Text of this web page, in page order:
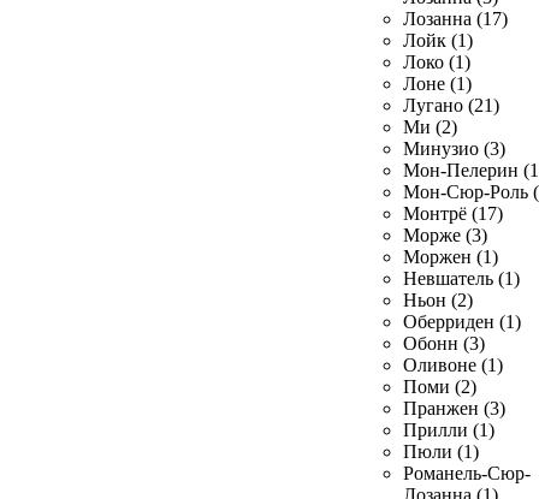
Лозанна (17)
Лойк (1)
Локо (1)
Лоне (1)
Лугано (21)
Ми (2)
Минузио (3)
Мон-Пелерин
Мон-Сюр-Роль
Монтрё (17)
Морже (3)
Моржен (1)
Невшатель (1)
Ньон (2)
Оберриден (1)
Обонн (3)
Оливоне (1)
Поми (2)
Пранжен (3)
Прилли (1)
Пюли (1)
Романель-Сюр-
Лозанна (1)